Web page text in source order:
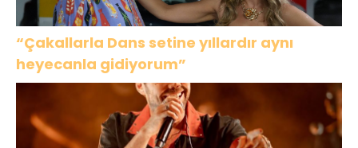
“Çakallarla Dans setine yıllardır aynı
heyecanla gidiyorum”